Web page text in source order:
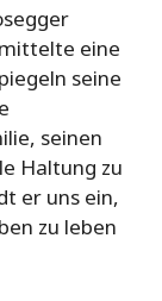
eine
seine
seinen
Haltung zu
er uns ein,
zu leben